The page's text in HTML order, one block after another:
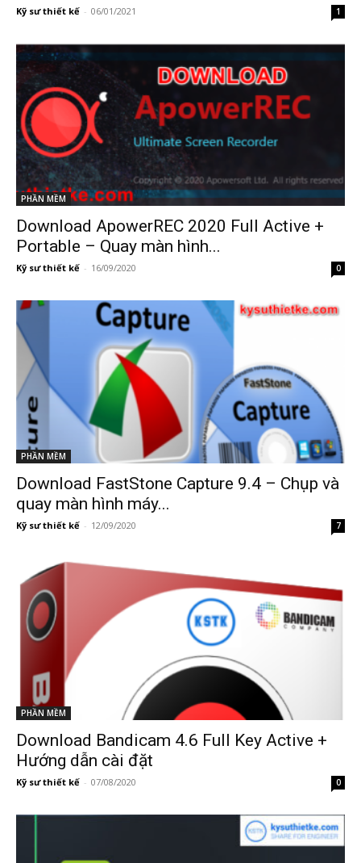
Kỹ sư thiết kế - 06/01/2021 1
PHẦN MỀM
Download ApowerREC 2020 Full Active +
Portable – Quay màn hình...
Kỹ sư thiết kế - 16/09/2020 0
PHẦN MỀM
Download FastStone Capture 9.4 – Chụp và
quay màn hình máy...
Kỹ sư thiết kế - 12/09/2020 7
PHẦN MỀM
Download Bandicam 4.6 Full Key Active +
Hướng dẫn cài đặt
Kỹ sư thiết kế - 07/08/2020 0